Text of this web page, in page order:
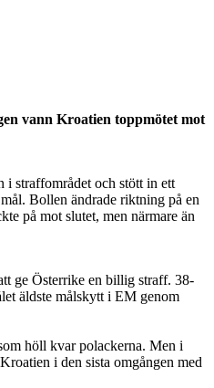
vann Kroatien toppmötet mot
i straffområdet och stött in ett
Bollen ändrade riktning på en
på mot slutet, men närmare än
ge Österrike en billig straff. 38-
äldste målskytt i EM genom
höll kvar polackerna. Men i
i den sista omgången med